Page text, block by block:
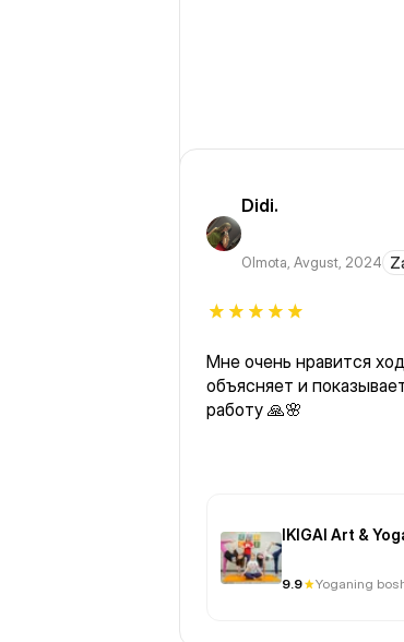
Didi.
Olmota, Avgust, 2024
Мне очень нравится
объясняет и
работу 🙏🌸
IKIGAI Art &
9.9 Yoganing